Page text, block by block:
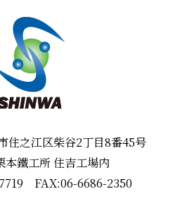
住之江区柴谷2丁目8番45号
本鐵工所 住吉工場内
FAX:06-6686-2350